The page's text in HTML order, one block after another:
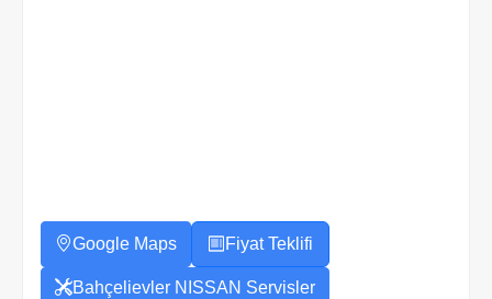
Google Maps Fiyat Teklifi
Bahçelievler NISSAN Servisler